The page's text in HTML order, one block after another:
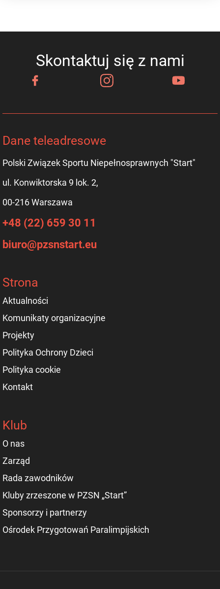
Skontaktuj się z nami
Dane teleadresowe
Polski Związek Sportu Niepełnosprawnych "Start"
ul. Konwiktorska 9 lok. 2,
00-216 Warszawa
+48 (22) 659 30 11
biuro@pzsnstart.eu
Strona
Aktualności
Komunikaty organizacyjne
Projekty
Polityka Ochrony Dzieci
Polityka cookie
Kontakt
Klub
O nas
Zarząd
Rada zawodników
Kluby zrzeszone w PZSN „Start”
Sponsorzy i partnerzy
Ośrodek Przygotowań Paralimpijskich